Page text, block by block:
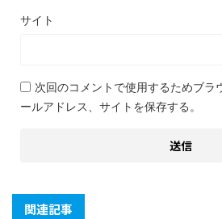
サイト
次回のコメントで使用するためブラ
ールアドレス、サイトを保存する。
関連記事